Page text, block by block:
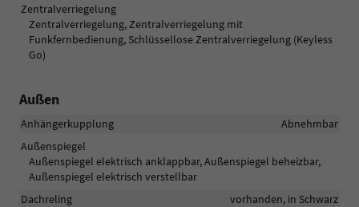
Zentralverriegelung
Zentralverriegelung, Zentralverriegelung mit
Funkfernbedienung, Schlüssellose Zentralverriegelung (Keyless
Go)
Außen
Anhängerkupplung
Abnehmbar
Außenspiegel
Außenspiegel elektrisch anklappbar, Außenspiegel beheizbar,
Außenspiegel elektrisch verstellbar
Dachreling
vorhanden, in Schwarz